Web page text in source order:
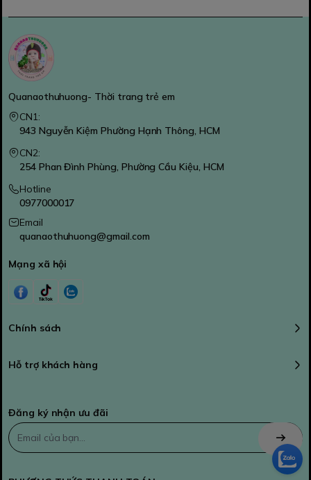
Quanaothuhuong- Thời trang trẻ em
CN1:
943 Nguyễn Kiệm Phường Hạnh Thông, HCM
CN2:
254 Phan Đình Phùng, Phường Cầu Kiệu, HCM
Hotline
0977000017
Email
quanaothuhuong@gmail.com
Mạng xã hội
Chính sách
Hỗ trợ khách hàng
Đăng ký nhận ưu đãi